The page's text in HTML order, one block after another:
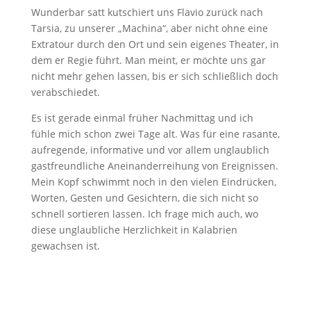
Wunderbar satt kutschiert uns Flavio zurück nach
Tarsia, zu unserer „Machina“, aber nicht ohne eine
Extratour durch den Ort und sein eigenes Theater, in
dem er Regie führt. Man meint, er möchte uns gar
nicht mehr gehen lassen, bis er sich schließlich doch
verabschiedet.
Es ist gerade einmal früher Nachmittag und ich
fühle mich schon zwei Tage alt. Was für eine rasante,
aufregende, informative und vor allem unglaublich
gastfreundliche Aneinanderreihung von Ereignissen.
Mein Kopf schwimmt noch in den vielen Eindrücken,
Worten, Gesten und Gesichtern, die sich nicht so
schnell sortieren lassen. Ich frage mich auch, wo
diese unglaubliche Herzlichkeit in Kalabrien
gewachsen ist.